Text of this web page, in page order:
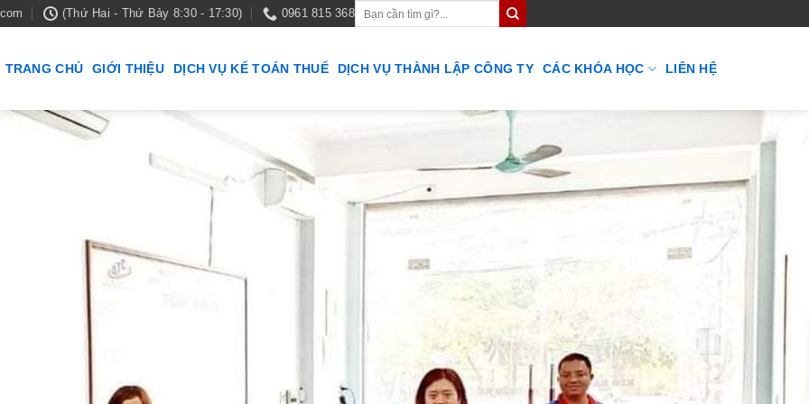
(Thứ Hai - Thứ Bảy 8:30 - 17:30) 0961 815 368
TRANG CHỦ GIỚI THIỆU DỊCH VỤ KẾ TOÁN THUẾ DỊCH VỤ THÀNH LẬP CÔNG TY CÁC KHÓA HỌC LIÊN HỆ